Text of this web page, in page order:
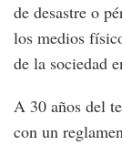
de desastre o
los medios
de la sociedad
A 30 años del
con un